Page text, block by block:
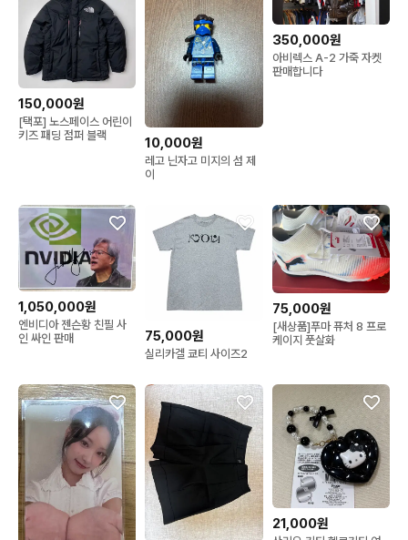
150,000원
[택포] 노스페이스 어린이
키즈 패딩 점퍼 블랙
10,000원
레고 닌자고 미지의 섬 제
이
350,000원
아비렉스 A-2 가죽 자켓
판매합니다
1,050,000원
엔비디아 젠슨황 친필 사
인 싸인 판매
75,000원
실리카겔 쿄티 사이즈2
75,000원
[새상품]푸마 퓨처 8 프로
케이지 풋살화
21,000원